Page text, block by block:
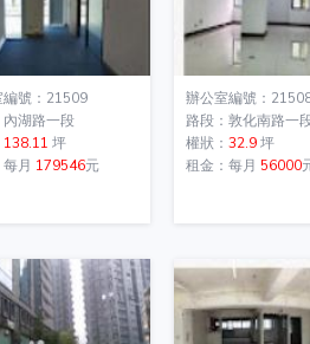
編號：21509
內湖路一段
138.11 坪
月 179546元
辦公室編號：
路段：敦化南路一
權狀： 32.9坪
租金：每月 56000